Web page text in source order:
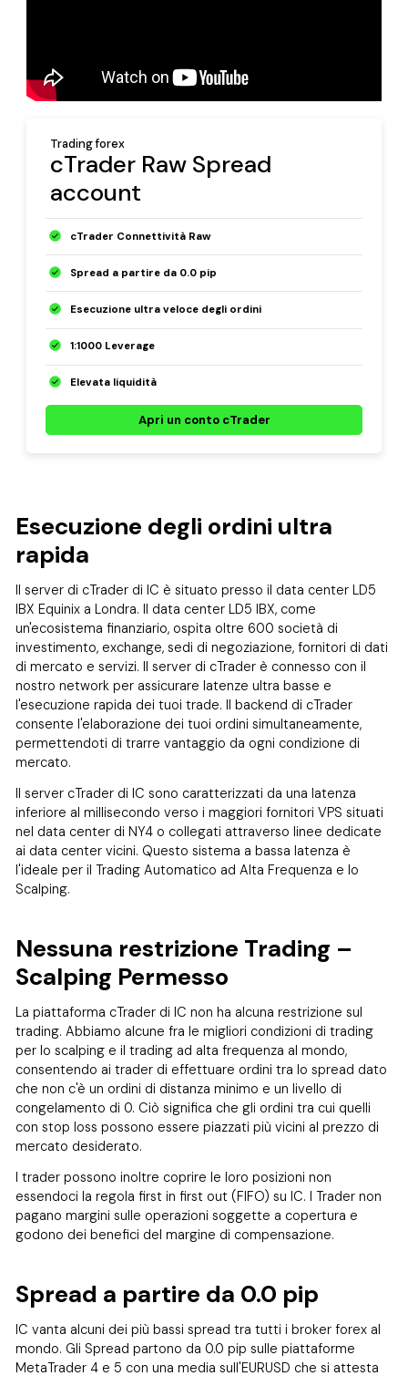
Trading forex
cTrader Raw Spread
account
cTrader Connettività Raw
Spread a partire da 0.0 pip
Esecuzione ultra veloce degli ordini
1:1000 Leverage
Elevata liquidità
Apri un conto cTrader
Esecuzione degli ordini ultra
rapida
Il server di cTrader di IC è situato presso il data center LD5
IBX Equinix a Londra. Il data center LD5 IBX, come
un'ecosistema finanziario, ospita oltre 600 società di
investimento, exchange, sedi di negoziazione, fornitori di dati
di mercato e servizi. Il server di cTrader è connesso con il
nostro network per assicurare latenze ultra basse e
l'esecuzione rapida dei tuoi trade. Il backend di cTrader
consente l'elaborazione dei tuoi ordini simultaneamente,
permettendoti di trarre vantaggio da ogni condizione di
mercato.
Il server cTrader di IC sono caratterizzati da una latenza
inferiore al millisecondo verso i maggiori fornitori VPS situati
nel data center di NY4 o collegati attraverso linee dedicate
ai data center vicini. Questo sistema a bassa latenza è
l'ideale per il Trading Automatico ad Alta Frequenza e lo
Scalping.
Nessuna restrizione Trading –
Scalping Permesso
La piattaforma cTrader di IC non ha alcuna restrizione sul
trading. Abbiamo alcune fra le migliori condizioni di trading
per lo scalping e il trading ad alta frequenza al mondo,
consentendo ai trader di effettuare ordini tra lo spread dato
che non c'è un ordini di distanza minimo e un livello di
congelamento di 0. Ciò significa che gli ordini tra cui quelli
con stop loss possono essere piazzati più vicini al prezzo di
mercato desiderato.
I trader possono inoltre coprire le loro posizioni non
essendoci la regola first in first out (FIFO) su IC. I Trader non
pagano margini sulle operazioni soggette a copertura e
godono dei benefici del margine di compensazione.
Spread a partire da 0.0 pip
IC vanta alcuni dei più bassi spread tra tutti i broker forex al
mondo. Gli Spread partono da 0.0 pip sulle piattaforme
MetaTrader 4 e 5 con una media sull'EURUSD che si attesta